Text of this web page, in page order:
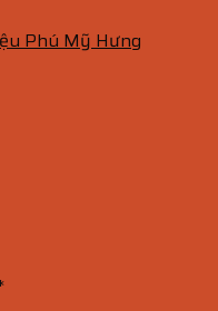
Phú Mỹ Hưng